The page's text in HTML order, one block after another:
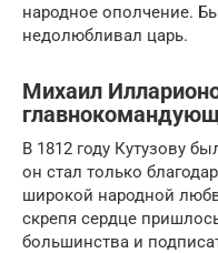
народное ополчение.
недолюбливал царь.
Михаил
В 1812 году Кутузову
он стал только
широкой народной
скрепя сердце
большинства и